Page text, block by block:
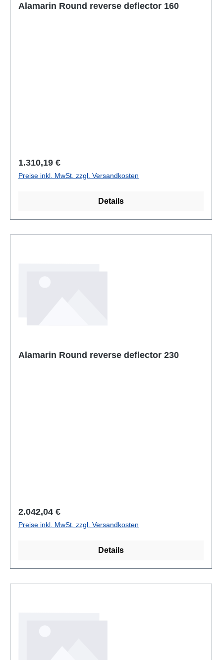
Alamarin Round reverse deflector 160
Regulärer Preis:
1.310,19 €
Preise inkl. MwSt. zzgl. Versandkosten
Details
Alamarin Round reverse deflector 230
Regulärer Preis:
2.042,04 €
Preise inkl. MwSt. zzgl. Versandkosten
Details